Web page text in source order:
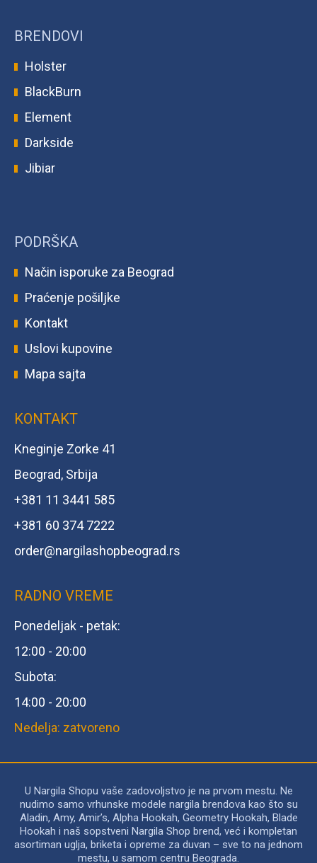
BRENDOVI
Holster
BlackBurn
Element
Darkside
Jibiar
PODRŠKA
Način isporuke za Beograd
Praćenje pošiljke
Kontakt
Uslovi kupovine
Mapa sajta
KONTAKT
Kneginje Zorke 41
Beograd, Srbija
+381 11 3441 585
+381 60 374 7222
order@nargilashopbeograd.rs
RADNO VREME
Ponedeljak - petak:
12:00 - 20:00
Subota:
14:00 - 20:00
Nedelja: zatvoreno
U Nargila Shopu vaše zadovoljstvo je na prvom mestu. Ne
nudimo samo vrhunske modele nargila brendova kao što su
Aladin, Amy, Amir’s, Alpha Hookah, Geometry Hookah, Blade
Hookah i naš sopstveni Nargila Shop brend, već i kompletan
asortiman uglja, briketa i opreme za duvan – sve to na jednom
mestu, u samom centru Beograda.